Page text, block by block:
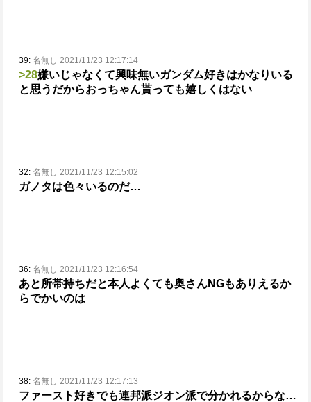
39: 名無し 2021/11/23 12:17:14
>28嫌いじゃなくて興味無いガンダム好きはかなりいる
と思う だからおっちゃん貰っても嬉しくはない
32: 名無し 2021/11/23 12:15:02
ガノタは色々いるのだ…
36: 名無し 2021/11/23 12:16:54
あと所帯持ちだと本人よくても奥さんNGもありえるか
らでかいのは
38: 名無し 2021/11/23 12:17:13
ファースト好きでも連邦派ジオン派で分かれるからな…